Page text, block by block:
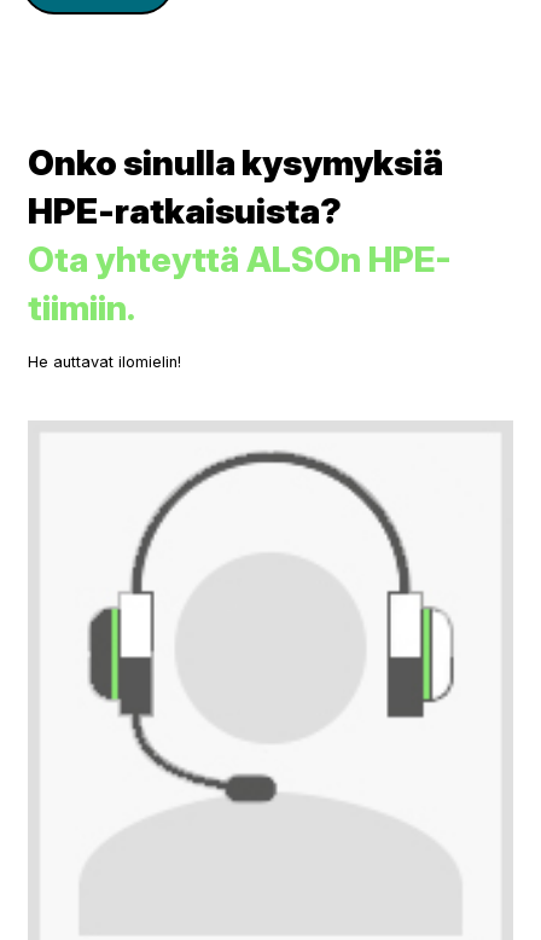
Onko sinulla kysymyksiä
HPE-ratkaisuista?
Ota yhteyttä ALSOn HPE-
tiimiin.
He auttavat ilomielin!